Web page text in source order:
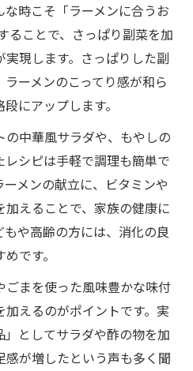
時こそ「ラーメンに合うお
ることで、さっぱり副菜を加
現します。さっぱりした副
ーメンのこってり感が和ら
にアップします。
中華風サラダや、もやしの
シピは手軽で調理も簡単で
メンの献立に、ビタミンや
えることで、家族の健康に
や高齢の方には、消化の良
です。
まを使った風味豊かな味付
えるのがポイントです。実
としてサラダや酢の物を加
が増したという声も多く聞